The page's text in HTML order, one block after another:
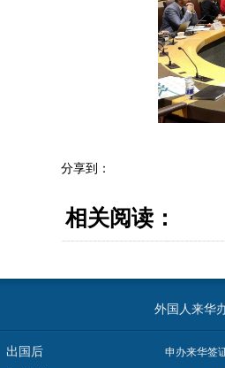
分享到：
相关阅读：
外国人来华
出国后
申办来华签